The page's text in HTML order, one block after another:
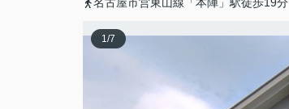
1/7